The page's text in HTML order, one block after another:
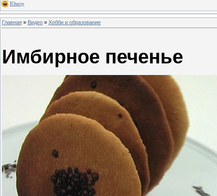
Юмор
Главная » Видео » Хобби и образование
Имбирное печенье